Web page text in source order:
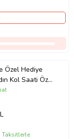
Özel Hediye
Taksitlerle